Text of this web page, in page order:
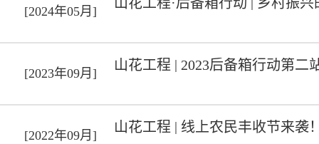
[2024年05月]
[2023年09月]
山花工程 | 2023后备箱行动第二
[2022年09月]
山花工程 | 线上农民丰收节来袭